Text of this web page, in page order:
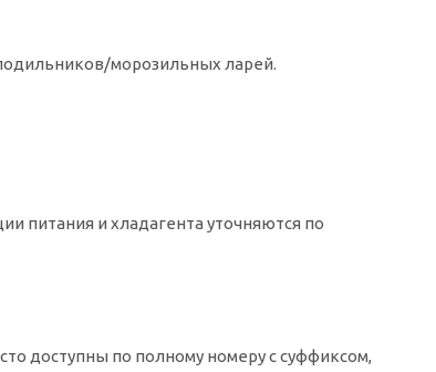
морозильных ларей.
питания и хладагента уточняются по
доступны по полному номеру с суффиксом,